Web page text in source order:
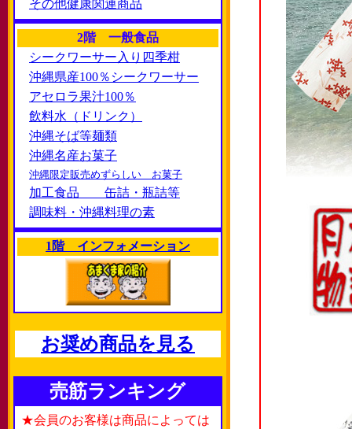
その他健康関連商品
2階 一般食品
シークワーサー入り四季柑
沖縄県産100％シークワーサー
アセロラ果汁100％
飲料水（ドリンク）
沖縄そば等麺類
沖縄名産お菓子
沖縄限定販売めずらしい お菓子
加工食品 缶詰・瓶詰等
調味料・沖縄料理の素
1階 インフォメーション
お奨め商品を見る
売筋ランキング
★会員のお客様は商品によっては